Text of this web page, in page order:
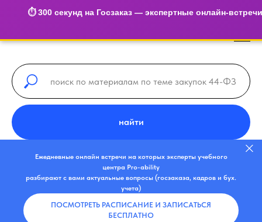
⏱️ 300 секунд на Госзаказ — экспертные онлайн-встречи
найти
Ежедневные онлайн встречи на которых эксперты учебного
центра Pro-ability
разбирают с вами актуальные вопросы (госзаказа, кадров и бух.
учета)
ПОСМОТРЕТЬ РАСПИСАНИЕ И ЗАПИСАТЬСЯ
БЕСПЛАТНО